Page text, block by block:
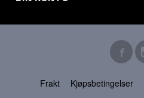
Frakt Kjøpsbetingelser